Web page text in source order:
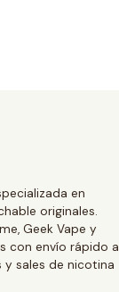
en
originales.
Geek Vape y
con envío rápido a
y sales de nicotina